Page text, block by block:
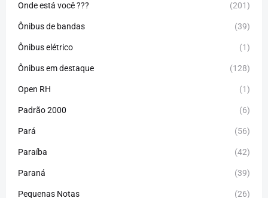
Onde está você ??? (201)
Ônibus de bandas (39)
Ônibus elétrico (1)
Ônibus em destaque (128)
Open RH (1)
Padrão 2000 (6)
Pará (56)
Paraíba (42)
Paraná (39)
Pequenas Notas (26)